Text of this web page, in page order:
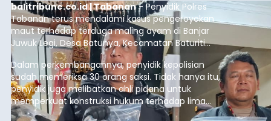
balitribune.co.id | Tabanan- Penyidik Polres
Tabanan terus mendalami kasus pengeroyokan
maut terhadap terduga maling ayam di Banjar
Juwuk Legi, Desa Batunya, Kecamatan Baturiti
yang terjadi beberapa waktu lalu.
Dalam perkembangannya, penyidik kepolisian
sudah memeriksa 30 orang saksi. Tidak hanya itu,
penyidik juga melibatkan ahli pidana untuk
memperkuat konstruksi hukum terhadap lima
orang tersangka yang saat ini ditahan.